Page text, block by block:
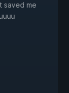
saved me